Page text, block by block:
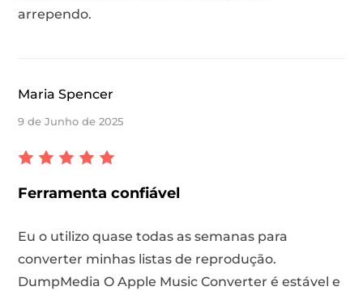
arrependo.
Maria Spencer
9 de Junho de 2025
Ferramenta confiável
Eu o utilizo quase todas as semanas para
converter minhas listas de reprodução.
DumpMedia O Apple Music Converter é estável e